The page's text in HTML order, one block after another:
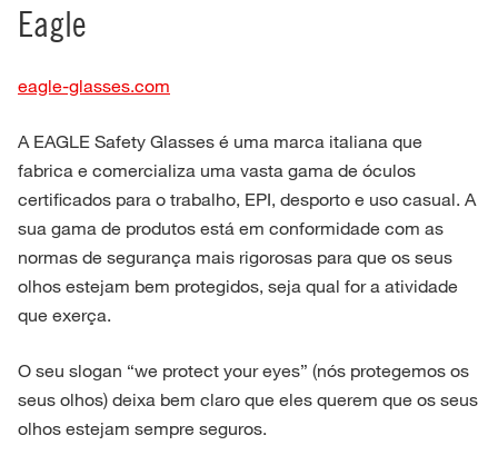
Eagle
eagle-glasses.com
A EAGLE Safety Glasses é uma marca italiana que
fabrica e comercializa uma vasta gama de óculos
certificados para o trabalho, EPI, desporto e uso casual. A
sua gama de produtos está em conformidade com as
normas de segurança mais rigorosas para que os seus
olhos estejam bem protegidos, seja qual for a atividade
que exerça.
O seu slogan “we protect your eyes” (nós protegemos os
seus olhos) deixa bem claro que eles querem que os seus
olhos estejam sempre seguros.